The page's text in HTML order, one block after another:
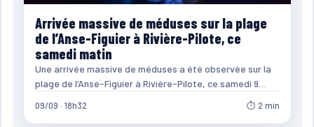
Arrivée massive de méduses sur la plage
de l’Anse-Figuier à Rivière-Pilote, ce
samedi matin
Une arrivée massive de méduses a été observée sur la
plage de l’Anse-Figuier à Rivière-Pilote, ce samedi 9…
09/09 · 18h32 ⏱ 2 min